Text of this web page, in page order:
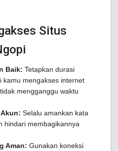
Situs
Baik: Tetapkan durasi
kamu mengakses internet
mengganggu waktu
Selalu amankan kata
hindari membagikannya
Aman: Gunakan koneksi